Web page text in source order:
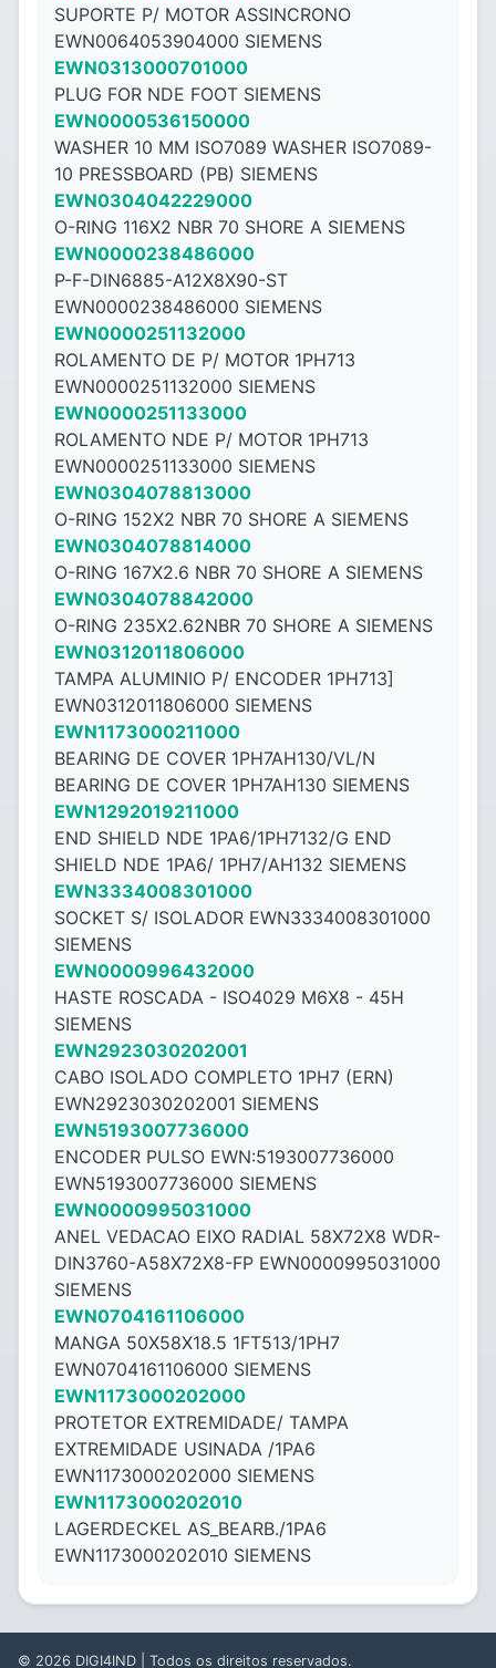
SUPORTE P/ MOTOR ASSINCRONO
EWN0064053904000 SIEMENS
EWN0313000701000
PLUG FOR NDE FOOT SIEMENS
EWN0000536150000
WASHER 10 MM ISO7089 WASHER ISO7089-
10 PRESSBOARD (PB) SIEMENS
EWN0304042229000
O-RING 116X2 NBR 70 SHORE A SIEMENS
EWN0000238486000
P-F-DIN6885-A12X8X90-ST
EWN0000238486000 SIEMENS
EWN0000251132000
ROLAMENTO DE P/ MOTOR 1PH713
EWN0000251132000 SIEMENS
EWN0000251133000
ROLAMENTO NDE P/ MOTOR 1PH713
EWN0000251133000 SIEMENS
EWN0304078813000
O-RING 152X2 NBR 70 SHORE A SIEMENS
EWN0304078814000
O-RING 167X2.6 NBR 70 SHORE A SIEMENS
EWN0304078842000
O-RING 235X2.62NBR 70 SHORE A SIEMENS
EWN0312011806000
TAMPA ALUMINIO P/ ENCODER 1PH713]
EWN0312011806000 SIEMENS
EWN1173000211000
BEARING DE COVER 1PH7AH130/VL/N
BEARING DE COVER 1PH7AH130 SIEMENS
EWN1292019211000
END SHIELD NDE 1PA6/1PH7132/G END
SHIELD NDE 1PA6/ 1PH7/AH132 SIEMENS
EWN3334008301000
SOCKET S/ ISOLADOR EWN3334008301000
SIEMENS
EWN0000996432000
HASTE ROSCADA - ISO4029 M6X8 - ​​45H
SIEMENS
EWN2923030202001
CABO ISOLADO COMPLETO 1PH7 (ERN)
EWN2923030202001 SIEMENS
EWN5193007736000
ENCODER PULSO EWN:5193007736000
EWN5193007736000 SIEMENS
EWN0000995031000
ANEL VEDACAO EIXO RADIAL 58X72X8 WDR-
DIN3760-A58X72X8-FP EWN0000995031000
SIEMENS
EWN0704161106000
MANGA 50X58X18.5 1FT513/1PH7
EWN0704161106000 SIEMENS
EWN1173000202000
PROTETOR EXTREMIDADE/ TAMPA
EXTREMIDADE USINADA /1PA6
EWN1173000202000 SIEMENS
EWN1173000202010
LAGERDECKEL AS_BEARB./1PA6
EWN1173000202010 SIEMENS
© 2026 DIGI4IND | Todos os direitos reservados.